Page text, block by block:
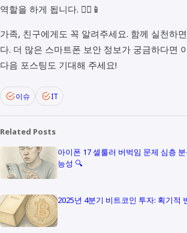
역할을 하게 됩니다. 👮‍♂️📱
가족, 친구에게도 꼭 알려주세요. 함께 실천하
다. 더 많은 스마트폰 보안 정보가 궁금하다면
다음 포스팅도 기대해 주세요!
이슈 IT
Related Posts
아이폰 17 셀룰러 버벅임 문제 심층
능성 🔍
2025년 4분기 비트코인 투자: 획기적